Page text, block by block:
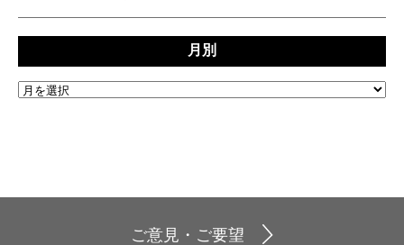
月別
ご意見・ご要望